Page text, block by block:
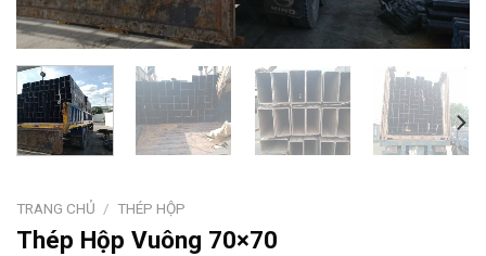
TRANG CHỦ / THÉP HỘP
Thép Hộp Vuông 70×70